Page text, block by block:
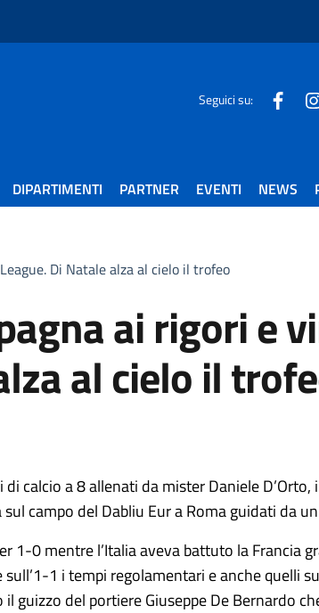
Seguici su:
DIPARTIMENTI PARTNER EVENTI NEWS
Di Natale alza al cielo il trofeo
ai rigori e
al cielo il
calcio a 8 allenati da mister Daniele
campo del Dabliu Eur a Roma guidati da
0 mentre l’Italia aveva battuto la Francia
1 i tempi regolamentari e anche quelli
guizzo del portiere Giuseppe De Bernardo